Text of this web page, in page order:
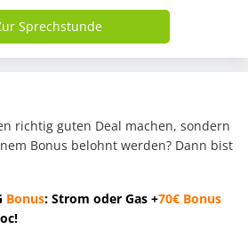
Sprechstunde
richtig guten Deal machen, sondern
Bonus belohnt werden? Dann bist
Bonus: Strom oder Gas +70€ Bonus